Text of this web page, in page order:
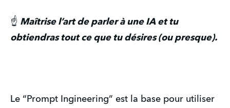
☝️ Maîtrise l’art de parler à une IA et tu
obtiendras tout ce que tu désires (ou presque).
Le “Prompt Ingineering” est la base pour utiliser